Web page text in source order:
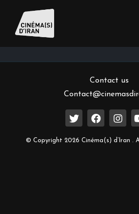
Inscrivez-vous à notre newsletter
Contact us
© Copyright 2026 Cinéma(s) d’Iran .